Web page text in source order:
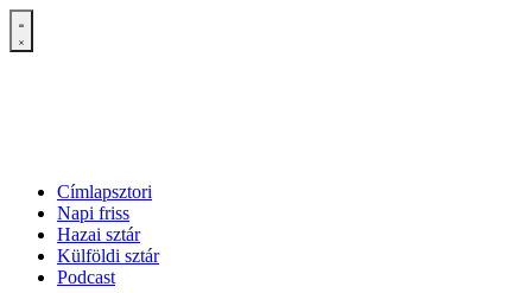
Címlapsztori
Napi friss
Hazai sztár
Külföldi sztár
Podcast